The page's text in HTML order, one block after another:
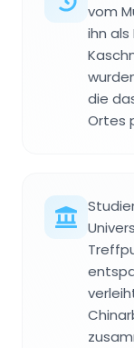
vom
ihn
die
Ortes